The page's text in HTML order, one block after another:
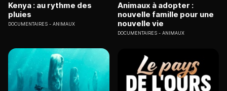
Kenya : au rythme des
pluies
DOCUMENTAIRES ANIMAUX
Animaux à adopter :
nouvelle famille pour une
nouvelle vie
DOCUMENTAIRES ANIMAUX